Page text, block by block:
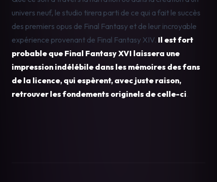
univers neuf, le studio tirera parti de ce qui a fait le succès
des premiers opus de Final Fantasy et de leur incroyable
expérience provenant de Final Fantasy XIV. Il est fort
probable que Final Fantasy XVI laissera une
impression indélébile dans les mémoires des fans
de la licence, qui espèrent, avec juste raison,
retrouver les fondements originels de celle-ci.